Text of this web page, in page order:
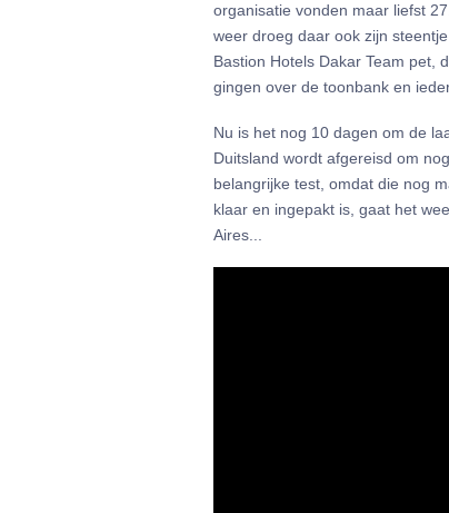
organisatie vonden maar liefst
weer droeg daar ook zijn
Bastion Hotels Dakar Team pet,
gingen over de toonbank en
Nu is het nog 10 dagen om de
Duitsland wordt afgereisd om
belangrijke test, omdat die nog
klaar en ingepakt is, gaat het
Aires...